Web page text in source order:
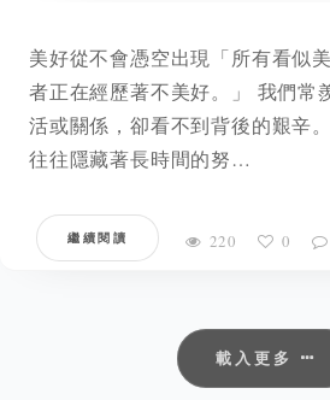
美好從不會憑空出現「所有看似
者正在經歷著不美好。」 我們常
活或關係，卻看不到背後的艱辛
往往隱藏著長時間的努…
繼續閱讀 220 0
載入更多